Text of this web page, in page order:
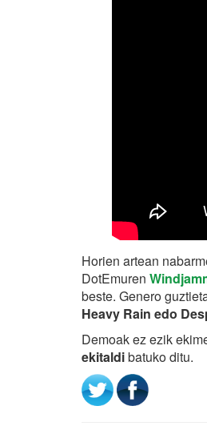
Horien artean
DotEmuren
beste. Genero
Heavy Rain edo
Demoak ez ezik
ekitaldibatuko ditu.